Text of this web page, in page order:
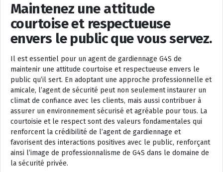
Maintenez une attitude
courtoise et respectueuse
envers le public que vous servez.
Il est essentiel pour un agent de gardiennage G4S de
maintenir une attitude courtoise et respectueuse envers le
public qu’il sert. En adoptant une approche professionnelle et
amicale, l’agent de sécurité peut non seulement instaurer un
climat de confiance avec les clients, mais aussi contribuer à
assurer un environnement sécurisé et agréable pour tous. La
courtoisie et le respect sont des valeurs fondamentales qui
renforcent la crédibilité de l’agent de gardiennage et
favorisent des interactions positives avec le public, renforçant
ainsi l’image de professionnalisme de G4S dans le domaine de
la sécurité privée.